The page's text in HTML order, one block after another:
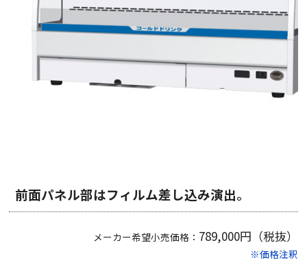
前面パネル部はフィルム差し込み演出。
メーカー希望小売価格： 789,000円（税抜）
※価格注釈